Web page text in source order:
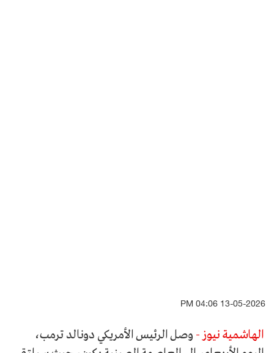
13-05-2026 04:06 PM
الهاشمية نيوز - وصل الرئيس الأمريكي دونالد ترمب،